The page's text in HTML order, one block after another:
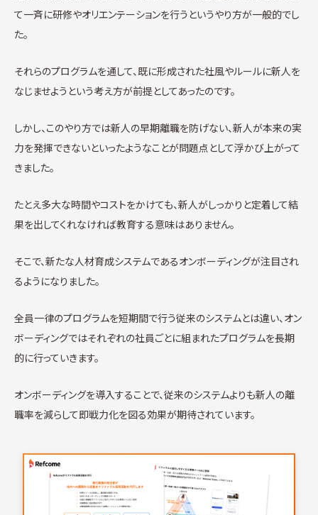
て一斉に研修やオリエンテーションを行うというやり方が一般的でし
た。
それらのプログラムを通して、既に形成された社風やルールに新人を
なじませようという考え方が前提としてあったのです。
しかし、このやり方では新人の早期離職を防げない、新人が本来の実
力を発揮できないといったようなことが問題点として浮かび上がって
きました。
たとえ多大な時間やコストをかけても、新人がしっかりと定着して結
果を出してくれなければ教育する意味はありません。
そこで、新たな人材育成システムであるオンボーディングが注目され
るようになりました。
全員一律のプログラムを短期間で行う従来のシステムとは違い、オン
ボーディングではそれぞれの社員ごとに組まれたプログラムを長期
的に行っていきます。
オンボーディングを導入することで、従来のシステムよりも新人の離
職率を減らして即戦力化を図る効果が期待されています。